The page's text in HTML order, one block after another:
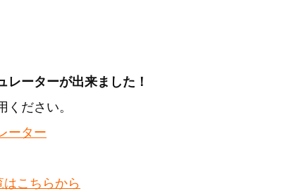
レーターが出来ました！
ださい。
ーター
こちらから